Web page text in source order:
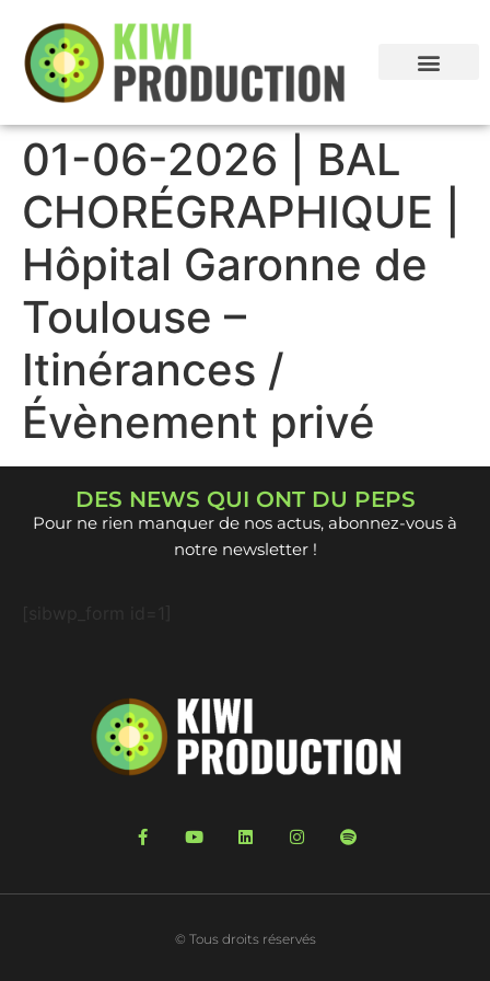
01-06-2026 | BAL
CHORÉGRAPHIQUE |
Hôpital Garonne de
Toulouse –
Itinérances /
Évènement privé
DES NEWS QUI ONT DU PEPS
Pour ne rien manquer de nos actus, abonnez-vous à
notre newsletter !
© Tous droits réservés